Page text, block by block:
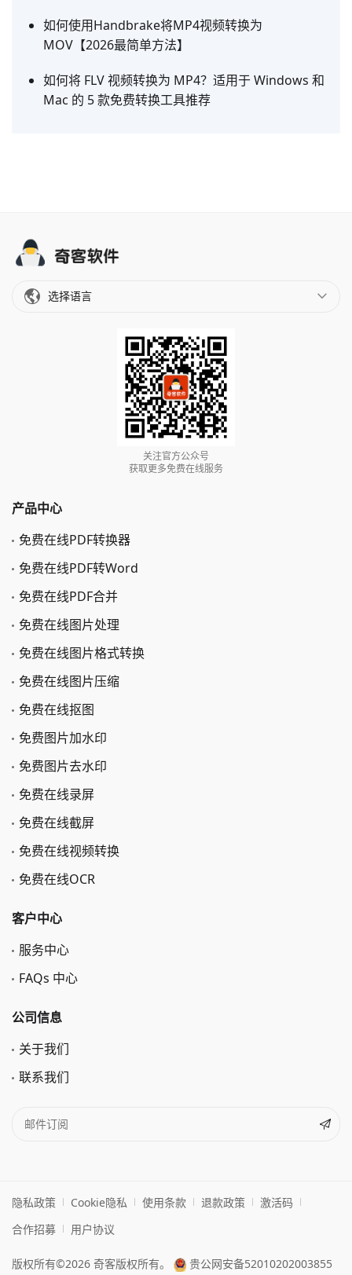
如何使用Handbrake将MP4视频转换为
MOV【2026最简单方法】
如何将 FLV 视频转换为 MP4？适用于 Windows 和
Mac 的 5 款免费转换工具推荐
选择语言
关注官方公众号
获取更多免费在线服务
产品中心
免费在线PDF转换器
免费在线PDF转Word
免费在线PDF合并
免费在线图片处理
免费在线图片格式转换
免费在线图片压缩
免费在线抠图
免费图片加水印
免费图片去水印
免费在线录屏
免费在线截屏
免费在线视频转换
免费在线OCR
客户中心
服务中心
FAQs 中心
公司信息
关于我们
联系我们
隐私政策 Cookie隐私 使用条款 退款政策
激活码
合作招募
用户协议
版权所有©2026 奇客版权所有。
贵公网安备52010202003855